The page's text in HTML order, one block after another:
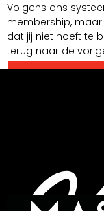
Volgens ons
membership,
dat jij niet hoeft te
terug naar de